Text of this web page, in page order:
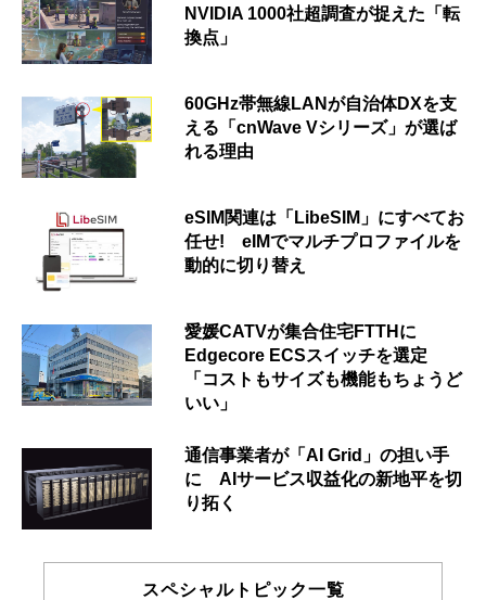
NVIDIA 1000社超調査が捉えた「転
換点」
60GHz帯無線LANが自治体DXを支
える「cnWave Vシリーズ」が選ば
れる理由
eSIM関連は「LibeSIM」にすべてお
任せ! eIMでマルチプロファイルを
動的に切り替え
愛媛CATVが集合住宅FTTHに
Edgecore ECSスイッチを選定
「コストもサイズも機能もちょうど
いい」
通信事業者が「AI Grid」の担い手
に AIサービス収益化の新地平を切
り拓く
スペシャルトピック一覧